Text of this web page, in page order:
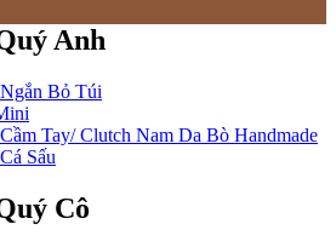
Anh
Bỏ Túi
Tay/ Clutch Nam Da Bò Handmade
Sấu
Cô